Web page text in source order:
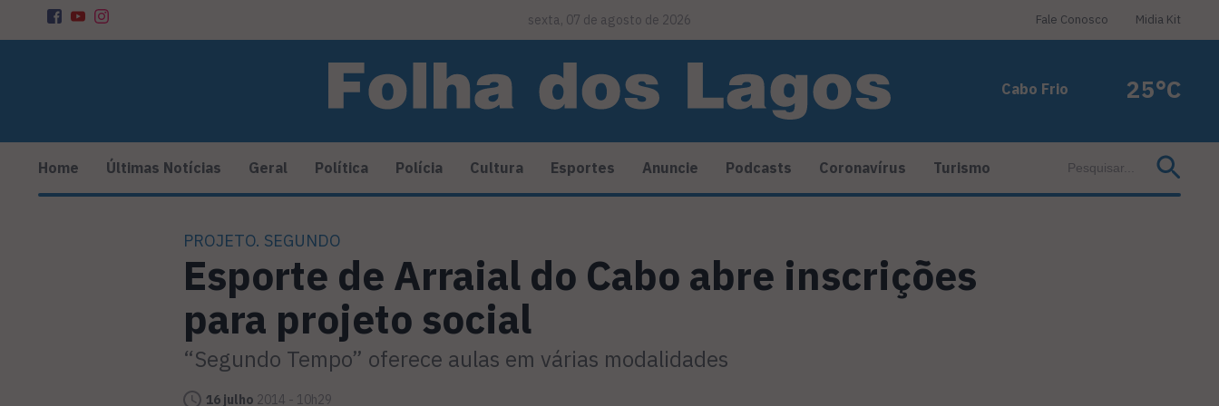
sexta, 07 de agosto de 2026 Fale Conosco Midia Kit
Cabo Frio 25°C
Home Últimas Notícias Geral Política Polícia Cultura Esportes Anuncie Podcasts Coronavírus Turismo
PROJETO. SEGUNDO
Esporte de Arraial do Cabo abre inscrições
para projeto social
“Segundo Tempo” oferece aulas em várias modalidades
16 julho 2014 - 10h29